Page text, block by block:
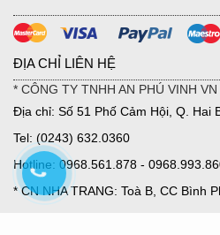
ĐỊA CHỈ LIÊN HỆ
* CÔNG TY TNHH AN PHÚ VINH VN
Địa chỉ: Số 51 Phố Cảm Hội, Q. Hai
Tel: (0243) 632.0360
Hotline: 0968.561.878 -
* CN NHA TRANG: Toà B, CC Bình